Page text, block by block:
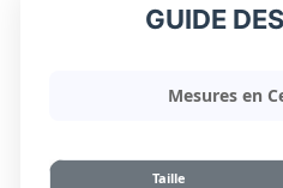
GUIDE
Mesures en
Taille